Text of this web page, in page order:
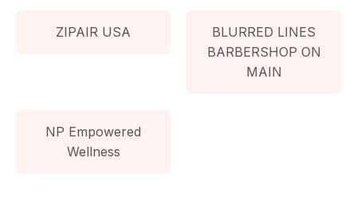
ZIPAIR USA
BLURRED LINES
BARBERSHOP ON
MAIN
NP Empowered
Wellness